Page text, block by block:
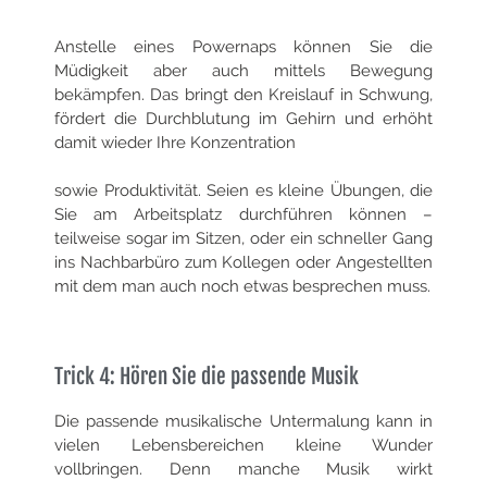
Anstelle eines Powernaps können Sie die
Müdigkeit aber auch mittels Bewegung
bekämpfen. Das bringt den Kreislauf in Schwung,
fördert die Durchblutung im Gehirn und erhöht
damit wieder Ihre Konzentration
sowie Produktivität. Seien es kleine Übungen, die
Sie am Arbeitsplatz durchführen können –
teilweise sogar im Sitzen, oder ein schneller Gang
ins Nachbarbüro zum Kollegen oder Angestellten
mit dem man auch noch etwas besprechen muss.
Trick 4: Hören Sie die passende Musik
Die passende musikalische Untermalung kann in
vielen Lebensbereichen kleine Wunder
vollbringen. Denn manche Musik wirkt